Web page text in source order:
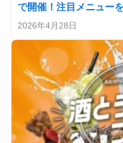
で開催！注目メニュー
2026年4月28日